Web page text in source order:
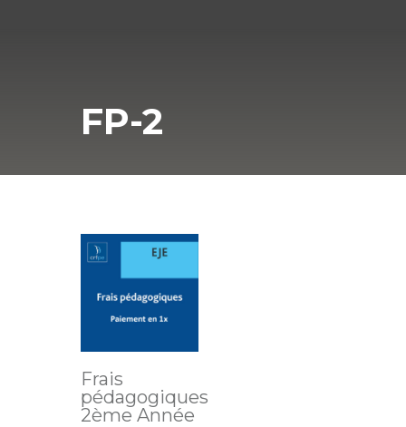
FP-2
Frais
pédagogiques
2ème Année